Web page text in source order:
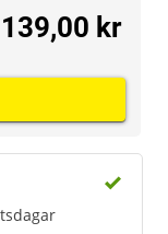
139,00 kr